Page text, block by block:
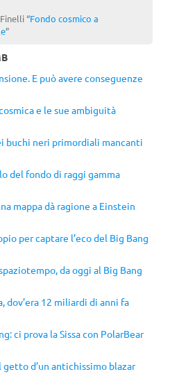
“Fondo cosmico a
”
E può avere conseguenze
e le sue ambiguità
buchi neri primordiali mancanti
del fondo di raggi gamma
mappa dà ragione a Einstein
per captare l’eco del Big Bang
da oggi al Big Bang
dov’era 12 miliardi di anni fa
ci prova la Sissa con PolarBear
d’un antichissimo blazar